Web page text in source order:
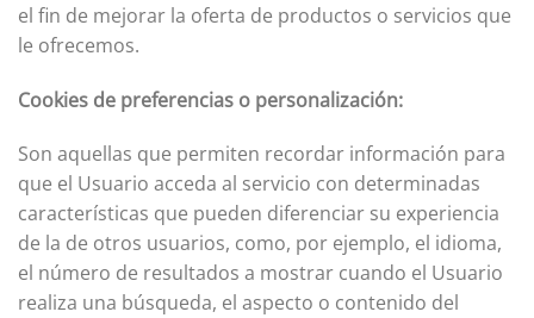
el fin de mejorar la oferta de productos o servicios que
le ofrecemos.
Cookies de preferencias o personalización:
Son aquellas que permiten recordar información para
que el Usuario acceda al servicio con determinadas
características que pueden diferenciar su experiencia
de la de otros usuarios, como, por ejemplo, el idioma,
el número de resultados a mostrar cuando el Usuario
realiza una búsqueda, el aspecto o contenido del